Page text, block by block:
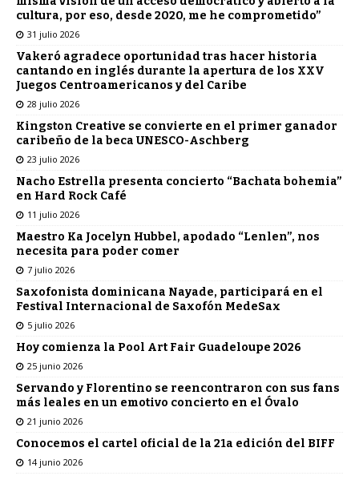
cultura, por eso, desde 2020, me he comprometido”
31 julio 2026
Vakeró agradece oportunidad tras hacer historia
cantando en inglés durante la apertura de los XXV
Juegos Centroamericanos y del Caribe
28 julio 2026
Kingston Creative se convierte en el primer ganador
caribeño de la beca UNESCO-Aschberg
23 julio 2026
Nacho Estrella presenta concierto “Bachata bohemia”
en Hard Rock Café
11 julio 2026
Maestro Ka Jocelyn Hubbel, apodado “Lenlen”, nos
necesita para poder comer
7 julio 2026
Saxofonista dominicana Nayade, participará en el
Festival Internacional de Saxofón MedeSax
5 julio 2026
Hoy comienza la Pool Art Fair Guadeloupe 2026
25 junio 2026
Servando y Florentino se reencontraron con sus fans
más leales en un emotivo concierto en el Óvalo
21 junio 2026
Conocemos el cartel oficial de la 21a edición del BIFF
14 junio 2026